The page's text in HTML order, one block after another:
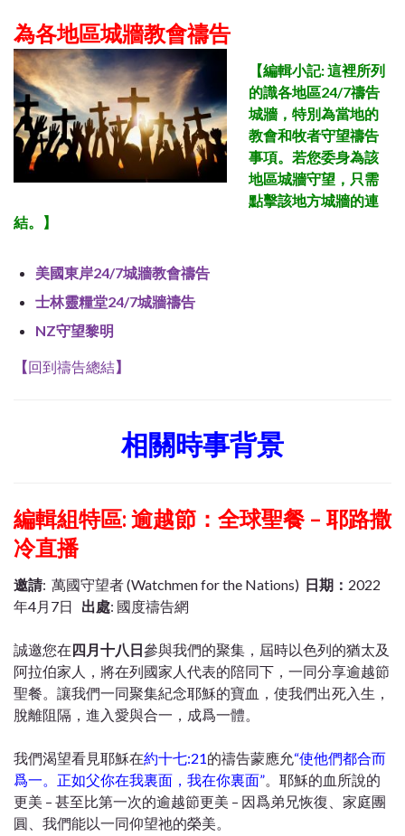
為各地區城牆教會禱告
【編輯小記: 這裡所列
的識各地區24/7禱告
城牆，特別為當地的
教會和牧者守望禱告
事項。若您委身為該
地區城牆守望，只需
點擊該地方城牆的連
結。
】
美國東岸24/7城牆教會禱告
士林靈糧堂24/7城牆禱告
NZ守望黎明
【回到禱告總結】
相關時事背景
編輯組特區: 逾越節：全球聖餐 – 耶路撒
冷直播
邀請: 萬國守望者 (Watchmen for the Nations) 日期： 2022
年4月7日 出處: 國度禱告網
誠邀您在四月十八日參與我們的聚集，屆時以色列的猶太及
阿拉伯家人，將在列國家人代表的陪同下，一同分享逾越節
聖餐。讓我們一同聚集紀念耶穌的寶血，使我們出死入生，
脫離阻隔，進入愛與合一，成爲一體。
我們渴望看見耶穌在約十七:21的禱告蒙應允“使他們都合而
爲一。正如父你在我裏面，我在你裏面” 。耶穌的血所說的
更美 – 甚至比第一次的逾越節更美 – 因爲弟兄恢復、家庭團
圓、我們能以一同仰望祂的榮美。